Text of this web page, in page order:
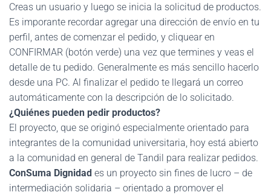
Creas un usuario y luego se inicia la solicitud de productos.
Es imporante recordar agregar una dirección de envío en tu
perfil, antes de comenzar el pedido, y cliquear en
CONFIRMAR (botón verde) una vez que termines y veas el
detalle de tu pedido. Generalmente es más sencillo hacerlo
desde una PC. Al finalizar el pedido te llegará un correo
automáticamente con la descripción de lo solicitado.
¿Quiénes pueden pedir productos?
El proyecto, que se originó especialmente orientado para
integrantes de la comunidad universitaria, hoy está abierto
a la comunidad en general de Tandil para realizar pedidos.
ConSuma Dignidad es un proyecto sin fines de lucro – de
intermediación solidaria – orientado a promover el